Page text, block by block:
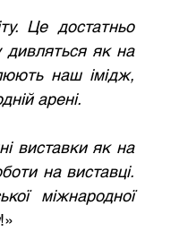
Це достатньо
дивляться як на
наш імідж,
арені.
виставки як на
на виставці.
міжнародної
!»